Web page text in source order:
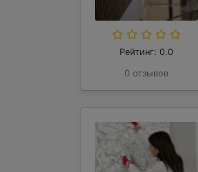
Рейтинг: 0.0
0 отзывов